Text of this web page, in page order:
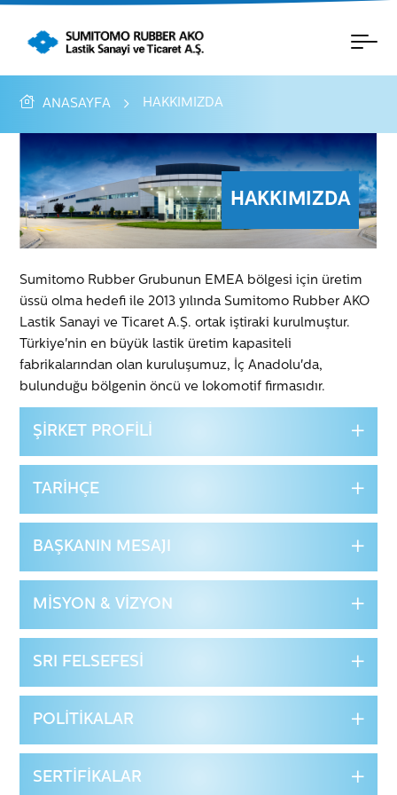
ANASAYFA HAKKIMIZDA
HAKKIMIZDA
Sumitomo Rubber Grubunun EMEA bölgesi için üretim
üssü olma hedefi ile 2013 yılında Sumitomo Rubber AKO
Lastik Sanayi ve Ticaret A.Ş. ortak iştiraki kurulmuştur.
Türkiye'nin en büyük lastik üretim kapasiteli
fabrikalarından olan kuruluşumuz, İç Anadolu'da,
bulunduğu bölgenin öncü ve lokomotif firmasıdır.
ŞIRKET PROFILI
TARIHÇE
BAŞKANIN MESAJI
MISYON & VIZYON
SRI FELSEFESI
POLITIKALAR
SERTIFIKALAR